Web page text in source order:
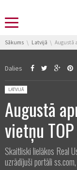
You are here:
Sākums Latvijā Augustā
Dalies
Posted in:
LATVIJĀ
Augustā
vietņu
Skaitliski lielākos Real
uzrādījuši portāli